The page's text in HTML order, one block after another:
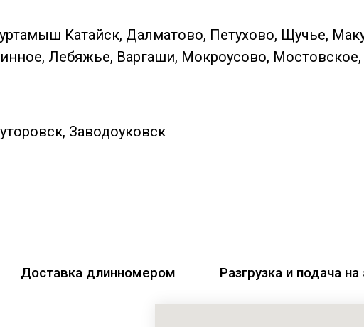
Катайск, Далматово, Петухово, Щучье,
Лебяжье, Варгаши, Мокроусово,
Заводоуковск
Доставка длинномером Разгрузка и подача